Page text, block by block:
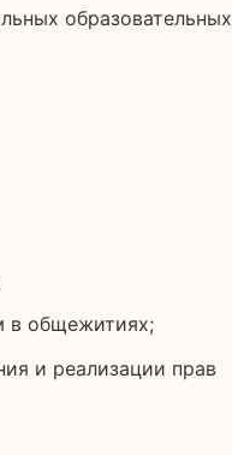
образовательных
в общежитиях;
и реализации прав